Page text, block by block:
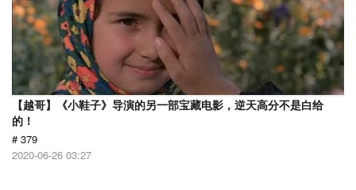
【越哥】《小鞋子》导演的另一部宝藏电影，逆天高分不是白给
的！
# 379
2020-06-26 03:27